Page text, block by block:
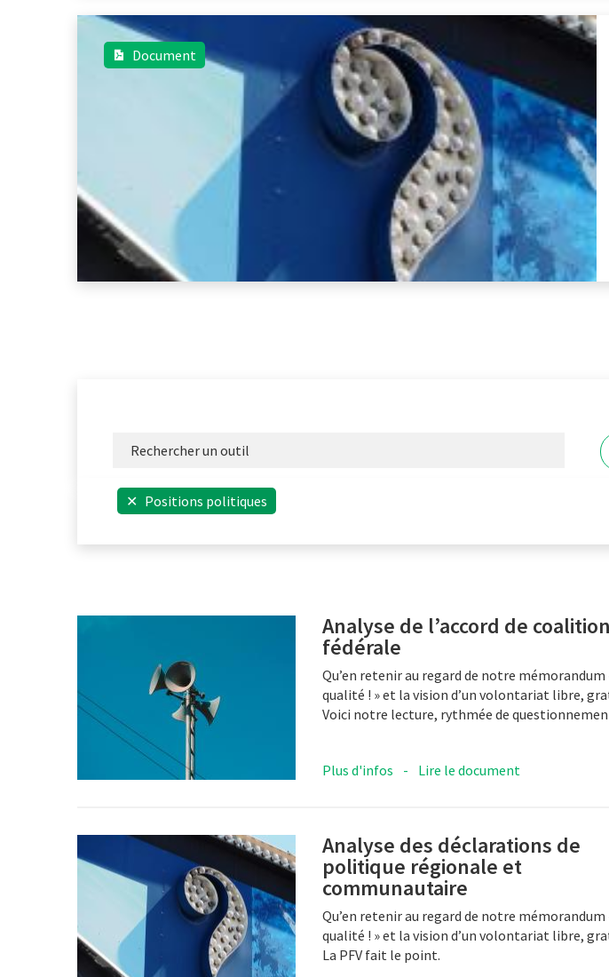
Document
✕ Positions politiques
Analyse de l’accord de coalition
fédérale
Qu’en retenir au regard de notre
qualité ! » et la vision d’un volontariat libre,
Voici notre lecture, rythmée de
Plus d'infos - Lire le document
Analyse des déclarations de
politique régionale et
communautaire
Qu’en retenir au regard de notre
qualité ! » et la vision d’un volontariat libre,
La PFV fait le point.